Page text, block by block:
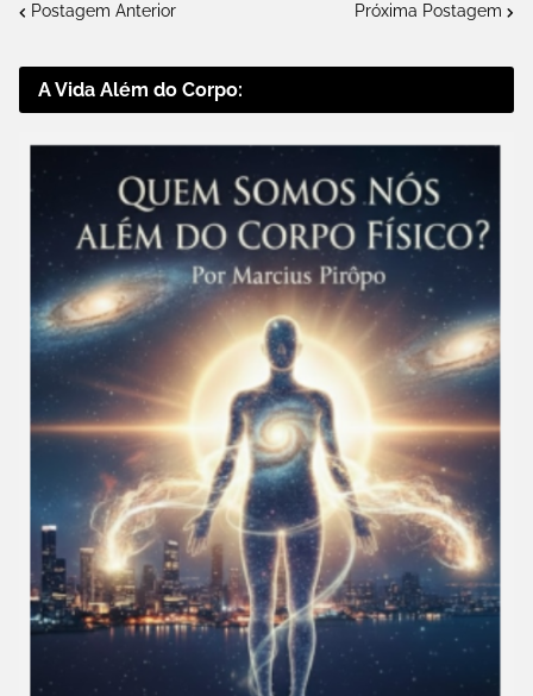
Postagem Anterior Próxima Postagem
A Vida Além do Corpo: